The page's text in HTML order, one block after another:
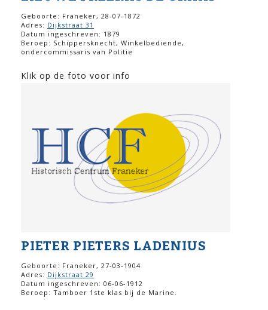
Geboorte: Franeker, 28-07-1872
Adres: Dijkstraat 31
Datum ingeschreven: 1879
Beroep: Schippersknecht, Winkelbediende,
ondercommissaris van Politie
Klik op de foto voor info
PIETER PIETERS LADENIUS
Geboorte: Franeker, 27-03-1904
Adres: Dijkstraat 29
Datum ingeschreven: 06-06-1912
Beroep: Tamboer 1ste klas bij de Marine.